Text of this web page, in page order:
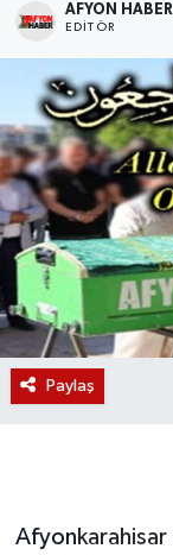
AFYON HABER
EDITÖR
Paylaş
Afyon
Etkinlikler